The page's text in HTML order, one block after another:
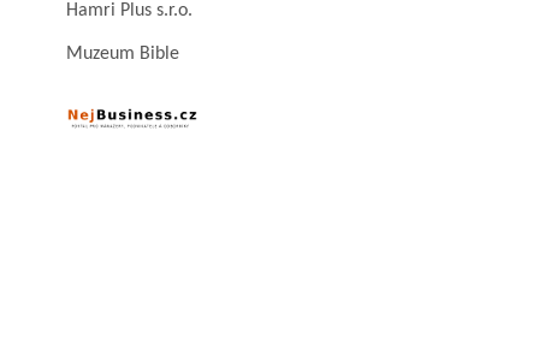
Hamri Plus s.r.o.
Muzeum Bible